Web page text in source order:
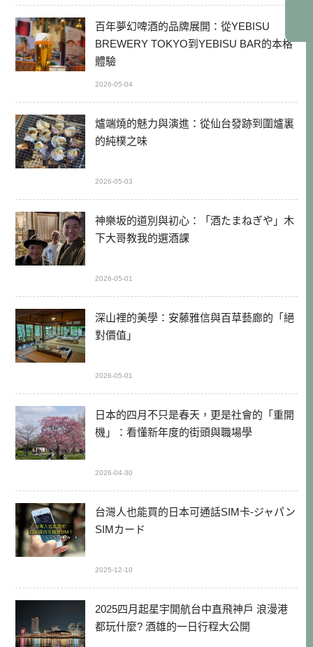
百年夢幻啤酒的品牌展開：從YEBISU
BREWERY TOKYO到YEBISU BAR的本格
體驗
2026-05-04
爐端燒的魅力與演進：從仙台發跡到圍爐裏
的純樸之味
2026-05-03
神樂坂的道別與初心：「酒たまねぎや」木
下大哥教我的選酒課
2026-05-01
深山裡的美學：安藤雅信與百草藝廊的「絕
對價值」
2026-05-01
日本的四月不只是春天，更是社會的「重開
機」：看懂新年度的街頭與職場學
2026-04-30
台灣人也能買的日本可通話SIM卡-ジャパン
SIMカード
2025-12-10
2025四月起星宇開航台中直飛神戶 浪漫港
都玩什麼? 酒雄的一日行程大公開